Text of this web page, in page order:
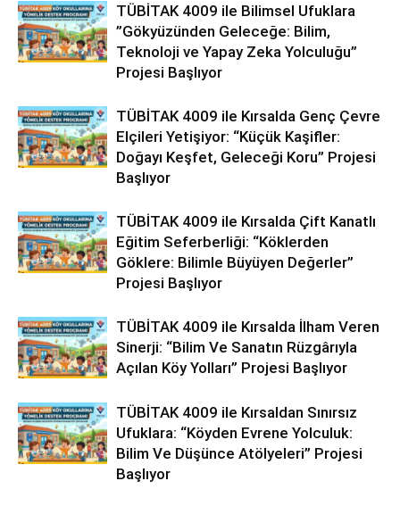
TÜBİTAK 4009 ile Bilimsel Ufuklara
”Gökyüzünden Geleceğe: Bilim,
Teknoloji ve Yapay Zeka Yolculuğu”
Projesi Başlıyor
TÜBİTAK 4009 ile Kırsalda Genç Çevre
Elçileri Yetişiyor: “Küçük Kaşifler:
Doğayı Keşfet, Geleceği Koru” Projesi
Başlıyor
TÜBİTAK 4009 ile Kırsalda Çift Kanatlı
Eğitim Seferberliği: “Köklerden
Göklere: Bilimle Büyüyen Değerler”
Projesi Başlıyor
TÜBİTAK 4009 ile Kırsalda İlham Veren
Sinerji: “Bilim Ve Sanatın Rüzgârıyla
Açılan Köy Yolları” Projesi Başlıyor
TÜBİTAK 4009 ile Kırsaldan Sınırsız
Ufuklara: “Köyden Evrene Yolculuk:
Bilim Ve Düşünce Atölyeleri” Projesi
Başlıyor